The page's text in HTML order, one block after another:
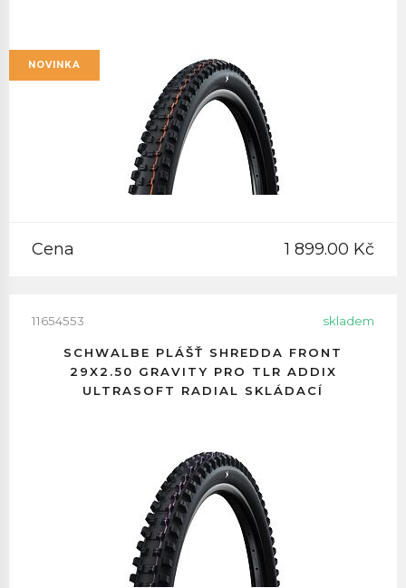
NOVINKA
Cena 1 899.00 Kč
11654553 skladem
SCHWALBE PLÁŠŤ SHREDDA FRONT
29X2.50 GRAVITY PRO TLR ADDIX
ULTRASOFT RADIAL SKLÁDACÍ